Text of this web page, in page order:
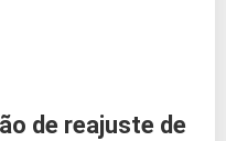
de reajuste de